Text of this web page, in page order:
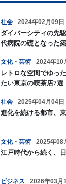
社会 2024年02月09日
ダイバーシティの先
代病院の礎となった
文化・芸術 2024年10
レトロな空間でゆっ
たい東京の喫茶店7選
社会 2025年04月04日
進化を続ける都市、
文化・芸術 2025年08
江戸時代から続く、
ビジネス 2026年03月